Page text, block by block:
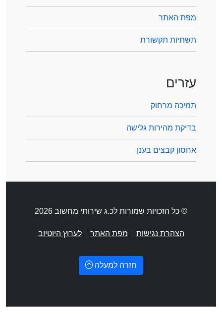
מפת האתר
תשתיות תקשורת
עזרים
תמיכה מרחוק
בדיקת מהירות גלישה
אחסון קבצים בענן
© כל הזכויות שמורות לכ.ג שירותי מחשוב 2026
הצהרת נגישות מפת האתר |לערוץ היוטיוב
חזרה למעלה